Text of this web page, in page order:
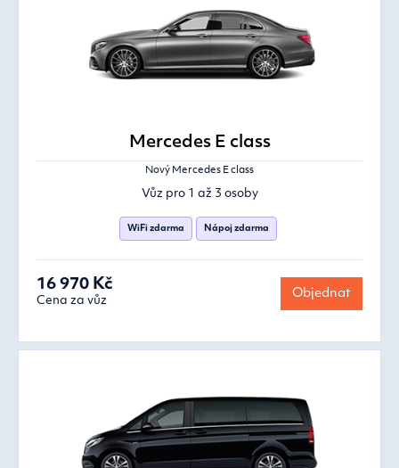
Mercedes E class
Nový Mercedes E class
Vůz pro 1 až 3 osoby
WiFi zdarma Nápoj zdarma
16 970 Kč
Cena za vůz
Objednat